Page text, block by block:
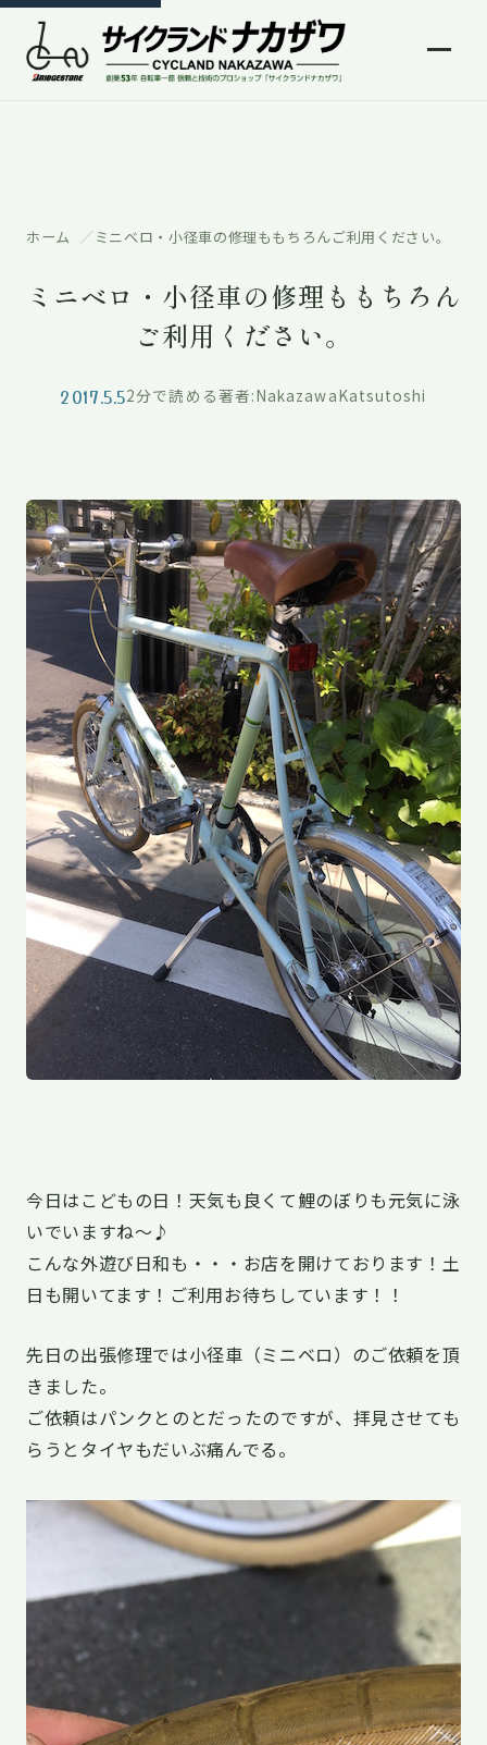
ホーム ミニベロ・小径車の修理ももちろんご利用ください。
ミニベロ・小径車の修理ももちろん
ご利用ください。
2017.5.52分で読める著者:NakazawaKatsutoshi
今日はこどもの日！天気も良くて鯉のぼりも元気に泳
いでいますね〜♪
こんな外遊び日和も・・・お店を開けております！土
日も開いてます！ご利用お待ちしています！！
先日の出張修理では小径車（ミニベロ）のご依頼を頂
きました。
ご依頼はパンクとのとだったのですが、拝見させても
らうとタイヤもだいぶ痛んでる。